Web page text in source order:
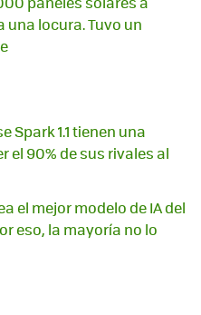
una locura. Tuvo un
Spark 1.1 tienen una
el 90% de sus rivales al
el mejor modelo de IA del
eso, la mayoría no lo